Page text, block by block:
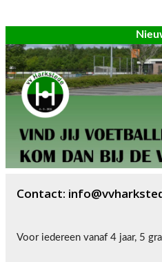
Contact:
Voor iedereen vanaf 4 jaar, 5